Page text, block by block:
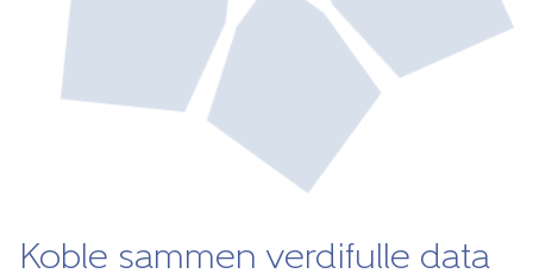
Koble sammen verdifulle data